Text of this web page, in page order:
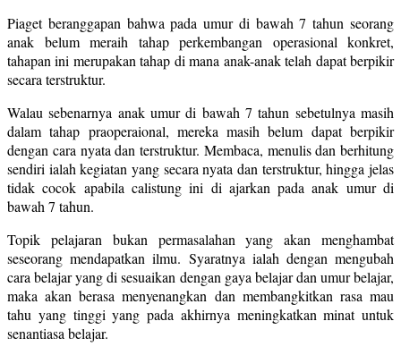
Piaget beranggapan bahwa pada umur di bawah 7 tahun seorang
anak belum meraih tahap perkembangan operasional konkret,
tahapan ini merupakan tahap di mana anak-anak telah dapat berpikir
secara terstruktur.
Walau sebenarnya anak umur di bawah 7 tahun sebetulnya masih
dalam tahap praoperaional, mereka masih belum dapat berpikir
dengan cara nyata dan terstruktur. Membaca, menulis dan berhitung
sendiri ialah kegiatan yang secara nyata dan terstruktur, hingga jelas
tidak cocok apabila calistung ini di ajarkan pada anak umur di
bawah 7 tahun.
Topik pelajaran bukan permasalahan yang akan menghambat
seseorang mendapatkan ilmu. Syaratnya ialah dengan mengubah
cara belajar yang di sesuaikan dengan gaya belajar dan umur belajar,
maka akan berasa menyenangkan dan membangkitkan rasa mau
tahu yang tinggi yang pada akhirnya meningkatkan minat untuk
senantiasa belajar.